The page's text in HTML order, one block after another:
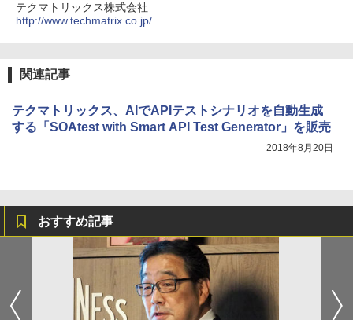
テクマトリックス株式会社
http://www.techmatrix.co.jp/
関連記事
テクマトリックス、AIでAPIテストシナリオを自動生成
する「SOAtest with Smart API Test Generator」を販売
2018年8月20日
おすすめ記事